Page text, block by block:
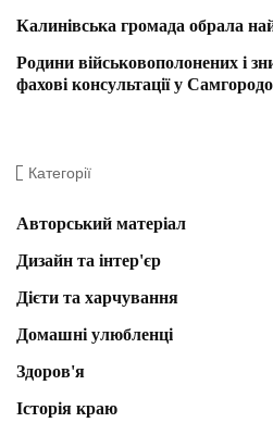
Калинівська громада обрала
Родини військовополонених і
фахові консультації у
Категорії
Авторський матеріал
Дизайн та інтер'єр
Дієти та харчування
Домашні улюбленці
Здоров'я
Історія краю